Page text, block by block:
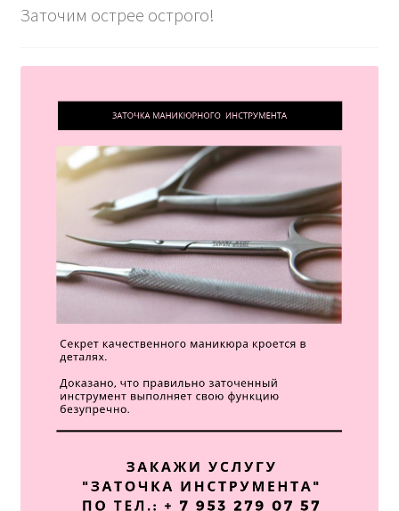
Заточим острее острого!